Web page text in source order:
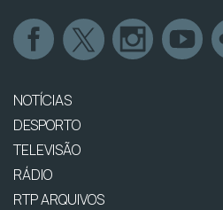
NOTÍCIAS
DESPORTO
TELEVISÃO
RÁDIO
RTP ARQUIVOS